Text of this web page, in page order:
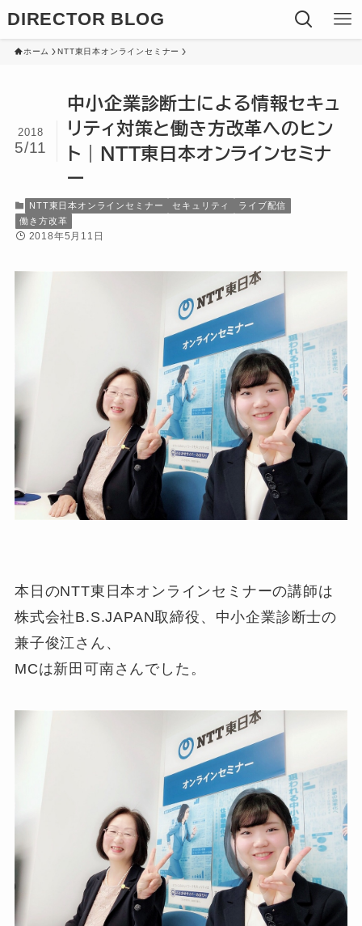
DIRECTOR BLOG
ホーム NTT東日本オンラインセミナー
中小企業診断士による情報セキュ
リティ対策と働き方改革へのヒン
ト｜NTT東日本オンラインセミナ
ー
2018
5/11
NTT東日本オンラインセミナー セキュリティ
ライブ配信
働き方改革
2018年5月11日
本日のNTT東日本オンラインセミナーの講師は
株式会社B.S.JAPAN取締役、中小企業診断士の
兼子俊江さん、
MCは新田可南さんでした。